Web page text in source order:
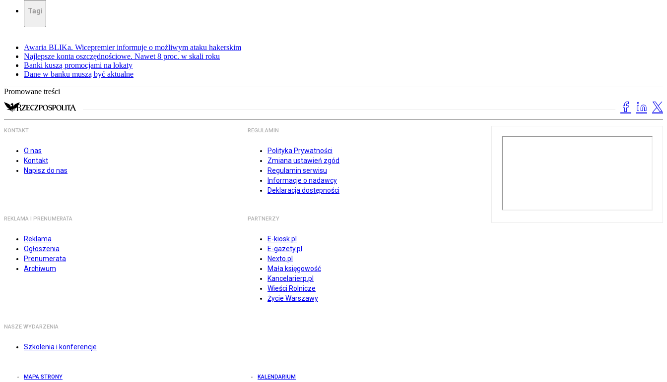
Tagi
Awaria BLIKa. Wicepremier informuje o możliwym ataku hakerskim
Najlepsze konta oszczędnościowe. Nawet 8 proc. w skali roku
Banki kuszą promocjami na lokaty
Dane w banku muszą być aktualne
Promowane treści
KONTAKT
O nas
Kontakt
Napisz do nas
REGULAMIN
Polityka Prywatności
Zmiana ustawień zgód
Regulamin serwisu
Informacje o nadawcy
Deklaracja dostępności
REKLAMA I PRENUMERATA
Reklama
Ogłoszenia
Prenumerata
Archiwum
PARTNERZY
E-kiosk.pl
E-gazety.pl
Nexto.pl
Mała księgowość
Kancelarierp.pl
Wieści Rolnicze
Życie Warszawy
NASZE WYDARZENIA
Szkolenia i konferencje
MAPA STRONY KALENDARIUM